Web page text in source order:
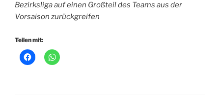
Bezirksliga auf einen Großteil des Teams aus der
Vorsaison zurückgreifen
Teilen mit: